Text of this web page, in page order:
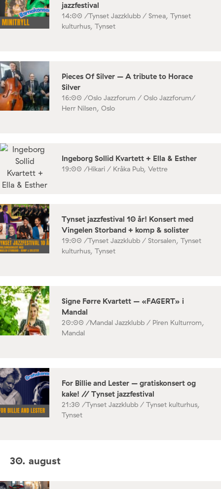
jazzfestival
14:00 /Tynset Jazzklubb / Smea, Tynset
kulturhus, Tynset
Pieces Of Silver – A tribute to Horace
Silver
16:00 /Oslo Jazzforum / Oslo Jazzforum/
Herr Nilsen, Oslo
Ingeborg Sollid Kvartett + Ella & Esther
19:00 /Hikari / Kråka Pub, Vettre
Tynset jazzfestival 10 år! Konsert med
Vingelen Storband + komp & solister
19:00 /Tynset Jazzklubb / Storsalen, Tynset
kulturhus, Tynset
Signe Førre Kvartett – «FAGERT» i
Mandal
20:00 /Mandal Jazzklubb / Piren Kulturrom,
Mandal
For Billie and Lester – gratiskonsert og
kake! // Tynset jazzfestival
21:30 /Tynset Jazzklubb / Tynset kulturhus,
Tynset
30. august